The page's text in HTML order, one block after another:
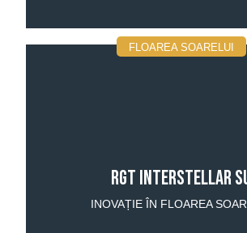
FLOAREA SOARELUI
RGT INTERSTELLAR
INOVAȚIE ÎN FLOAREA